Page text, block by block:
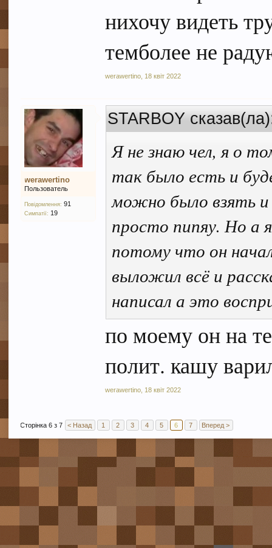
нихочу видеть
темболее не
werawertino 18 квіт 2022
werawertino
Пользователь
Повідомлення: 91
Симпатії: 19
STARBOY
Я не знаю чел, я о
так было есть и
можно было взять
просто пипяу. Но а
потому что он
выложил всё и
написал а это
по моему он на
полит. кашу
werawertino 18 квіт 2022
Сторінка 6 з 7 < Назад 1 2 3 4 5 6 7 Вперед >